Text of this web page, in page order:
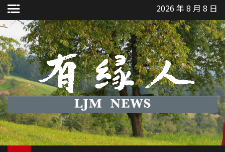
Skip
to
content
2026 年 8 月 8 日